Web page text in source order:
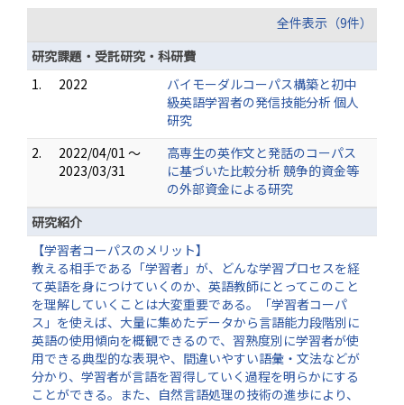
全件表示（9件）
研究課題・受託研究・科研費
1.
2022
バイモーダルコーパス構築と初中
級英語学習者の発信技能分析 個人
研究
2.
2022/04/01 ～
2023/03/31
高専生の英作文と発話のコーパス
に基づいた比較分析 競争的資金等
の外部資金による研究
研究紹介
【学習者コーパスのメリット】
教える相手である「学習者」が、どんな学習プロセスを経
て英語を身につけていくのか、英語教師にとってこのこと
を理解していくことは大変重要である。「学習者コーパ
ス」を使えば、大量に集めたデータから言語能力段階別に
英語の使用傾向を概観できるので、習熟度別に学習者が使
用できる典型的な表現や、間違いやすい語彙・文法などが
分かり、学習者が言語を習得していく過程を明らかにする
ことができる。また、自然言語処理の技術の進歩により、